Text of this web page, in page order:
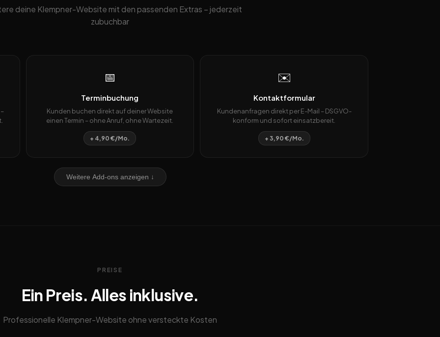
deine Klempner-Website mit den passenden Extras – jederzeit
zubuchbar
📅
Terminbuchung
Kunden buchen direkt auf deiner Website
einen Termin – ohne Anruf, ohne Wartezeit.
+ 4,90 €/Mo.
✉️
Kontaktformular
Kundenanfragen direkt per E-Mail – DSGVO-
konform und sofort einsatzbereit.
+ 3,90 €/Mo.
Weitere Add-ons anzeigen ↓
PREISE
Ein Preis. Alles inklusive.
Professionelle Klempner-Website ohne versteckte Kosten